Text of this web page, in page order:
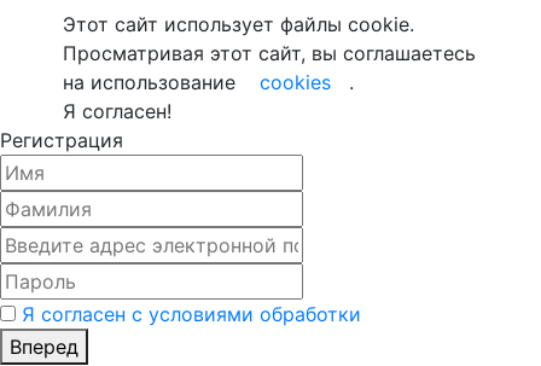
Этот сайт использует файлы cookie.
Просматривая этот сайт, вы соглашаетесь
на использование
cookies
.
Я согласен!
Регистрация
Я согласен с условиями обработки
Вперед